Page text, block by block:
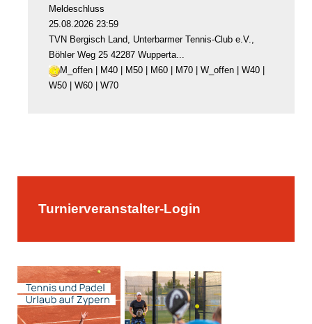
Meldeschluss
25.08.2026 23:59
TVN Bergisch Land, Unterbarmer Tennis-Club e.V.,
Böhler Weg 25 42287 Wupperta...
M_offen | M40 | M50 | M60 | M70 | W_offen | W40 |
W50 | W60 | W70
Turnierveranstalter-Login